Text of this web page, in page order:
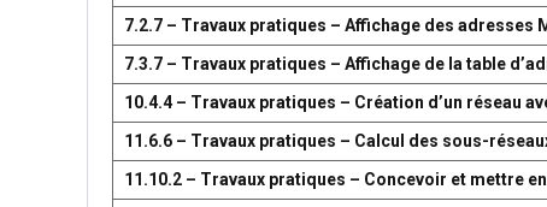
7.2.7 – Travaux pratiques – Affichage des adresses
7.3.7 – Travaux pratiques – Affichage de la table
10.4.4 – Travaux pratiques – Création d’un réseau
11.6.6 – Travaux pratiques – Calcul des sous-
11.10.2 – Travaux pratiques – Concevoir et mettre